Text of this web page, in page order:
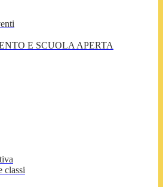
E SCUOLA APERTA
classi